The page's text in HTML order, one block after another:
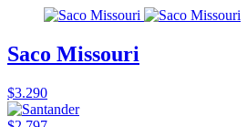
Saco Missouri
$3.290